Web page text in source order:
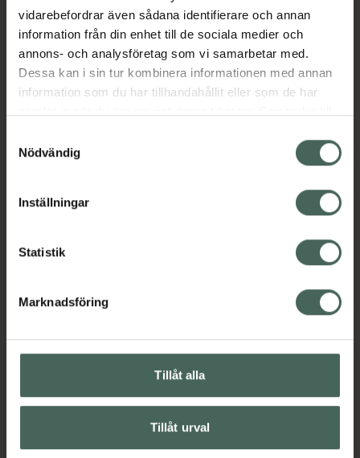
vidarebefordrar även sådana identifierare och annan
information från din enhet till de sociala medier och
annons- och analysföretag som vi samarbetar med.
Dessa kan i sin tur kombinera informationen med annan
information som du har tillhandahållit eller som de har
återkalla ditt samtycke via webbplatsens
cookieinställningar. Ett återkallat samtycke påverkar inte
lagligheten av behandling som skett innan återkallelsen.
Nödvändig
Inställningar
Statistik
Marknadsföring
Tillåt alla
Tillåt urval
EAN:03660396015919
Kategorier:
Fotvård
Händer och fötter
Inlägg och sulor vid hälsporre och andra
Innehåll Visa
Instruktioner Visa
Upptäck flera produkter inom
Inlägg och sulor vid hälsporre och andra